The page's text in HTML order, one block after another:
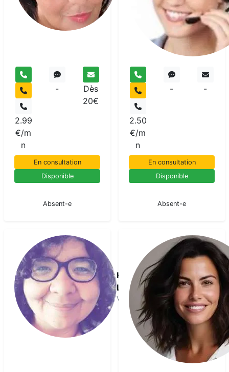
2.99
€/m
n
-
Dès
20€
En consultation
Disponible
Absent-e
2.50
€/m
n
- -
En consultation
Disponible
Absent-e
Hadda
Leila
Voyant